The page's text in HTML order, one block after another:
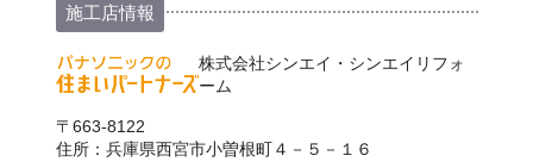
施工店情報
株式会社シンエイ・シンエイリフォ
ーム
〒663-8122
住所：兵庫県西宮市小曽根町４－５－１６